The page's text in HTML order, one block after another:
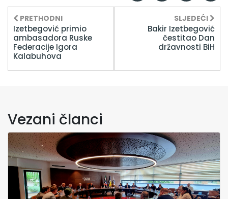
PRETHODNI
Izetbegović primio
ambasadora Ruske
Federacije Igora
Kalabuhova
SLJEDEĆI
Bakir Izetbegović
čestitao Dan
državnosti BiH
Vezani članci